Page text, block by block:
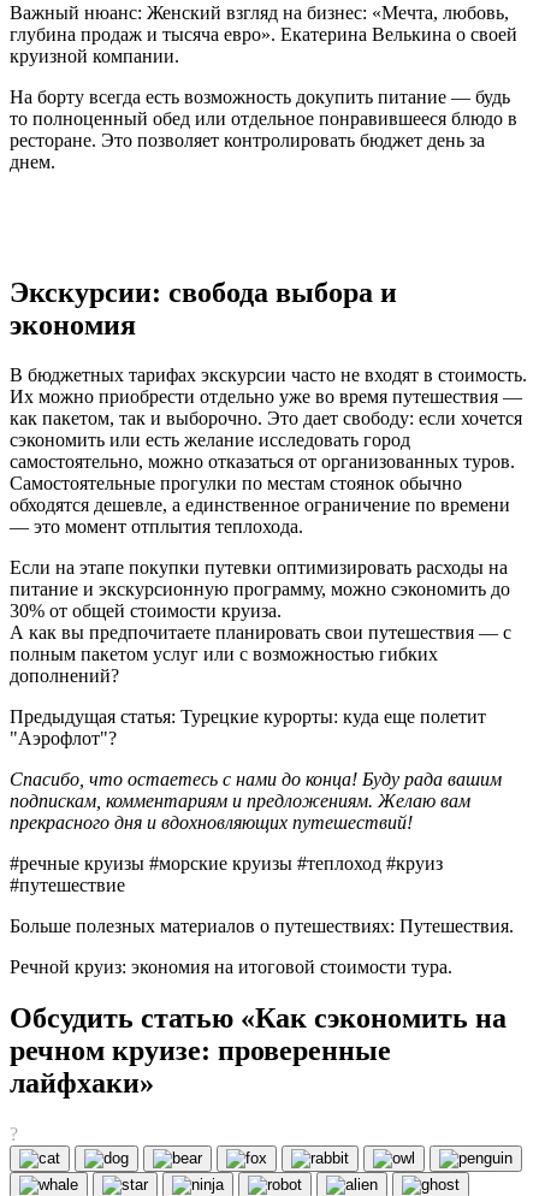
Важный нюанс: Женский взгляд на бизнес: «Мечта, любовь,
глубина продаж и тысяча евро». Екатерина Велькина о своей
круизной компании.
На борту всегда есть возможность докупить питание — будь
то полноценный обед или отдельное понравившееся блюдо в
ресторане. Это позволяет контролировать бюджет день за
днем.
Экскурсии: свобода выбора и
экономия
В бюджетных тарифах экскурсии часто не входят в стоимость.
Их можно приобрести отдельно уже во время путешествия —
как пакетом, так и выборочно. Это дает свободу: если хочется
сэкономить или есть желание исследовать город
самостоятельно, можно отказаться от организованных туров.
Самостоятельные прогулки по местам стоянок обычно
обходятся дешевле, а единственное ограничение по времени
— это момент отплытия теплохода.
Если на этапе покупки путевки оптимизировать расходы на
питание и экскурсионную программу, можно сэкономить до
30% от общей стоимости круиза.
А как вы предпочитаете планировать свои путешествия — с
полным пакетом услуг или с возможностью гибких
дополнений?
Предыдущая статья: Турецкие курорты: куда еще полетит
"Аэрофлот"?
Спасибо, что остаетесь с нами до конца! Буду рада вашим
подпискам, комментариям и предложениям. Желаю вам
прекрасного дня и вдохновляющих путешествий!
#речные круизы #морские круизы #теплоход #круиз
#путешествие
Больше полезных материалов о путешествиях: Путешествия.
Речной круиз: экономия на итоговой стоимости тура.
Обсудить статью «Как сэкономить на
речном круизе: проверенные
лайфхаки»
?